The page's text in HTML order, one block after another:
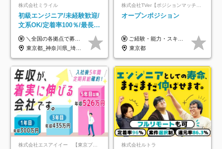
株式会社ミライル
初級エンジニア/未経験歓迎/
文系OK/定着率100％/最長1
年の自社ITスクール研修あ
り/年休130日
＼全国の各拠点で募集中！／ 給与は以下の通り、勤務地により異なります。 札幌：月給23万円～27万円 仙台：月給22万円～26万円 新潟：月給22万円～26万円 東京：月給26万円～30万円 大阪：月給24万円～29万円 福岡：月給23.5万円～27万円 沖縄：月給21万円～26万円 ◎給与は知識や経験を考慮して決定します。 ◎残業は別途全額支給します。 ◎試用期間12カ月あり（給与は以下の通りです。その他条件に変更はありません） （試用期間の給与） 札幌：月給18.6万円～ 仙台：月給19万円～ 新潟：月給18万円～ 東京：月給22万円～ 大阪：月給20.8万円～ 福岡：月給19万円～ 沖縄：月給18万円～
東京都_神奈川県_埼玉県_千葉県_大阪府_愛知県_北海道_青森県_岩手県_宮城県_秋田県_山形県_福島県_茨城県_栃木県_群馬県_新潟県_山梨県_長野県_富山県_石川県_福井県_静岡県_岐阜県_三重県_兵庫県_京都府_滋賀県_奈良県_和歌山県_広島県_岡山県_鳥取県_島根県_山口県_徳島県_香川県_愛媛県_高知県_福岡県_熊本県_佐賀県_長崎県_大分県_宮崎県_鹿児島県_沖縄県
株式会社TVer【ポジションマッチ登録】
オープンポジション
ご経験・能力・スキル等により、当社基準にて優遇・相談のうえ決定いたします。
東京都
株式会社エスアイイー 【東京プロマーケット上場】 株式会社ルトラ